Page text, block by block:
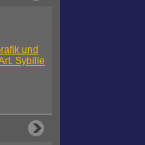
und
Sybille